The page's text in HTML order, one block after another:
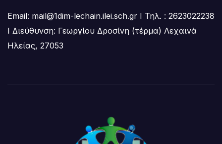
Email: mail@1dim-lechain.ilei.sch.gr Ι Τηλ. : 2623022238
Ι Διεύθυνση: Γεωργίου Δροσίνη (τέρμα) Λεχαινά
Ηλείας, 27053